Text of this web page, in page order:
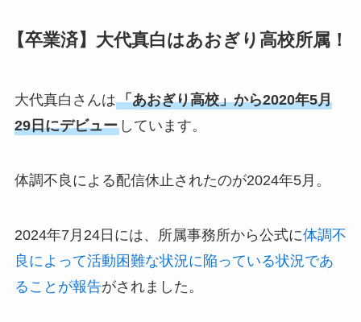
【卒業済】大代真白はあおぎり高校所属！
大代真白さんは「あおぎり高校」から2020年5月
29日にデビューしています。
体調不良による配信休止されたのが2024年5月。
2024年7月24日には、所属事務所から公式に体調不
良によって活動困難な状況に陥っている状況であ
ることが報告がされました。